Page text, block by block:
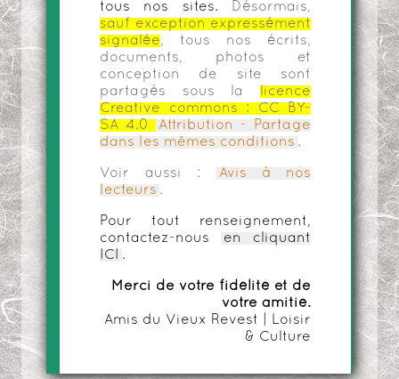
tous nos sites.
Désormais,
sauf exception expressément
signalée, tous nos écrits,
documents, photos et
conception de site sont
partagés sous la
licence
Creative commons :
CC BY-
SA 4.0
Attribution - Partage
dans les mêmes conditions .
Voir aussi :
Avis à nos
lecteurs .
Pour tout renseignement,
contactez-nous
en cliquant
ICI
.
Merci de votre fidélité et de
votre amitié.
Amis du Vieux Revest | Loisir
& Culture